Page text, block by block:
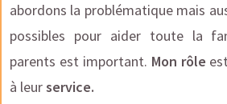
abordons la problématique mais
possibles pour aider toute la
parents est important. Mon rôle
à leurservice.